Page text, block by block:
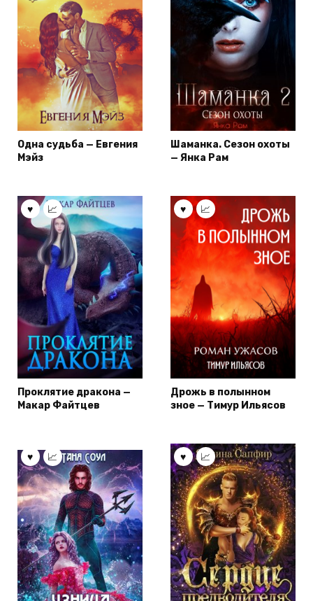
Одна судьба — Евгения
Мэйз
Шаманка. Сезон охоты
— Янка Рам
Проклятие дракона —
Макар Файтцев
Дрожь в полынном
зное — Тимур Ильясов